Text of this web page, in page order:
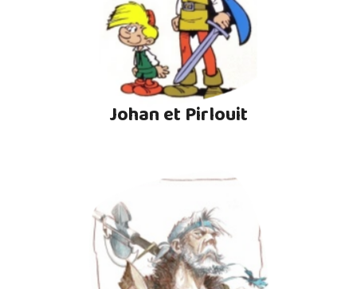
Johan et Pirlouit